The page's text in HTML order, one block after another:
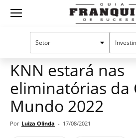
Guia
Mercado de franquias
KNN estará nas
eliminatórias da
Mundo 2022
Por Luiza Olinda - 17/08/2021